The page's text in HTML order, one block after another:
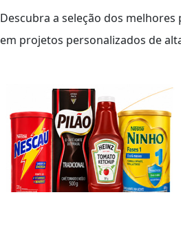
Descubra a seleção dos
em projetos personalizados de